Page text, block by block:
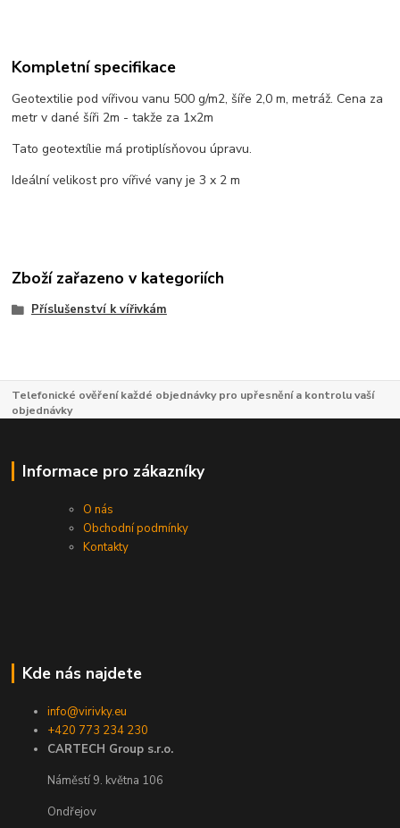
Kompletní specifikace
Geotextilie pod vířivou vanu 500 g/m2, šíře 2,0 m, metráž. Cena za
metr v dané šíři 2m - takže za 1x2m
Tato geotextílie má protiplísňovou úpravu.
Ideální velikost pro vířivé vany je 3 x 2 m
Zboží zařazeno v kategoriích
Příslušenství k vířivkám
Telefonické ověření každé objednávky pro upřesnění a kontrolu vaší
objednávky
Informace pro zákazníky
O nás
Obchodní podmínky
Kontakty
Kde nás najdete
info@virivky.eu
+420 773 234 230
CARTECH Group s.r.o.
Náměstí 9. května 106
Ondřejov